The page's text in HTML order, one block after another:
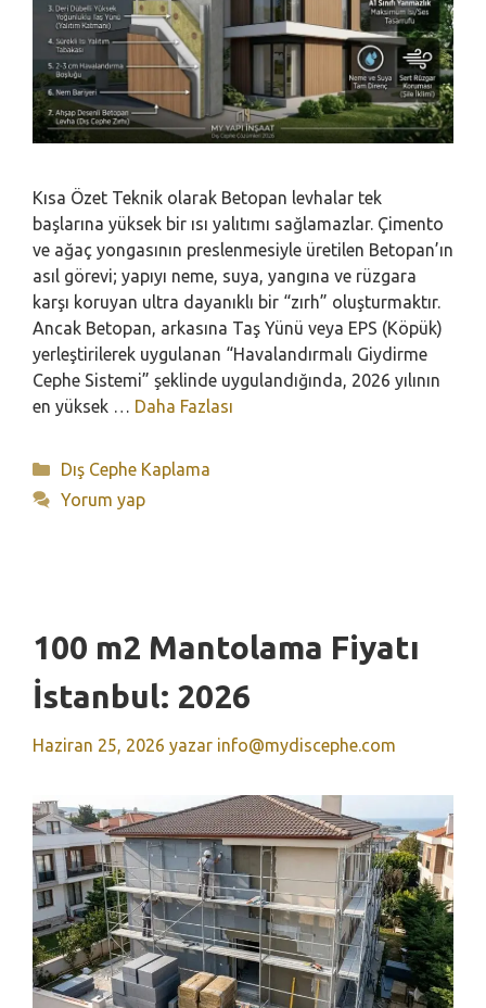
Kısa Özet Teknik olarak Betopan levhalar tek
başlarına yüksek bir ısı yalıtımı sağlamazlar. Çimento
ve ağaç yongasının preslenmesiyle üretilen Betopan’ın
asıl görevi; yapıyı neme, suya, yangına ve rüzgara
karşı koruyan ultra dayanıklı bir “zırh” oluşturmaktır.
Ancak Betopan, arkasına Taş Yünü veya EPS (Köpük)
yerleştirilerek uygulanan “Havalandırmalı Giydirme
Cephe Sistemi” şeklinde uygulandığında, 2026 yılının
en yüksek … Daha Fazlası
Kategoriler
Dış Cephe Kaplama
Yorum yap
100 m2 Mantolama Fiyatı
İstanbul: 2026
Haziran 25, 2026 yazar info@mydiscephe.com